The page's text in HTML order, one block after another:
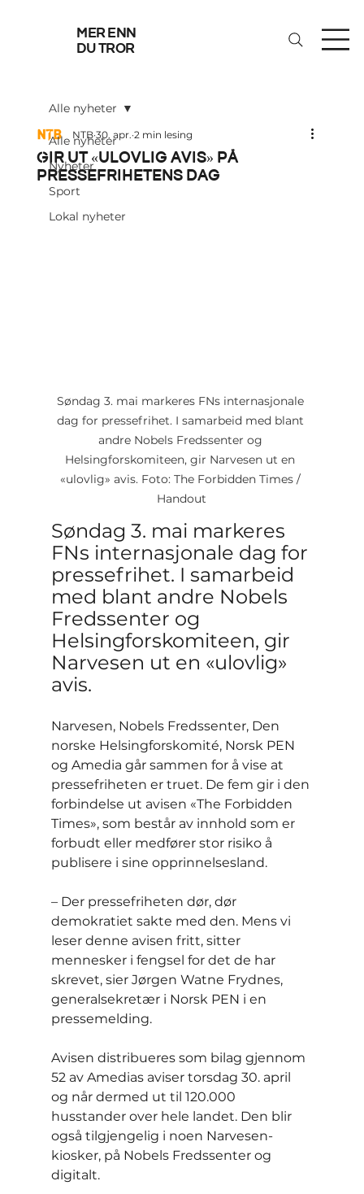
mer enn
du tror
Alle nyheter
Nyheter
Sport
Lokal nyheter
Alle nyheter
Gir ut «ulovlig avis» på
pressefrihetens dag
NTB 30. apr. 2 min lesing
Søndag 3. mai markeres FNs internasjonale
dag for pressefrihet. I samarbeid med blant
andre Nobels Fredssenter og
Helsingforskomiteen, gir Narvesen ut en
«ulovlig» avis. Foto: The Forbidden Times /
Handout
Søndag 3. mai markeres
FNs internasjonale dag for
pressefrihet. I samarbeid
med blant andre Nobels
Fredssenter og
Helsingforskomiteen, gir
Narvesen ut en «ulovlig»
avis.
Narvesen, Nobels Fredssenter, Den
norske Helsingforskomité, Norsk PEN
og Amedia går sammen for å vise at
pressefriheten er truet. De fem gir i den
forbindelse ut avisen «The Forbidden
Times», som består av innhold som er
forbudt eller medfører stor risiko å
publisere i sine opprinnelsesland.
– Der pressefriheten dør, dør
demokratiet sakte med den. Mens vi
leser denne avisen fritt, sitter
mennesker i fengsel for det de har
skrevet, sier Jørgen Watne Frydnes,
generalsekretær i Norsk PEN i en
pressemelding.
Avisen distribueres som bilag gjennom
52 av Amedias aviser torsdag 30. april
og når dermed ut til 120.000
husstander over hele landet. Den blir
også tilgjengelig i noen Narvesen-
kiosker, på Nobels Fredssenter og
digitalt.